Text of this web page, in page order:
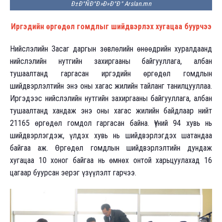
Ð±Ð°ÑÐ°Ð»Ð»Ð°Ð° Arslan.mn
Иргэдийн өргөдөл гомдлыг шийдвэрлэх хугацаа буурчээ
Нийслэлийн Засаг даргын зөвлөлийн өнөөдрийн хуралдаанд
нийслэлийн нутгийн захиргааны байгууллага, албан
тушаалтанд гаргасан иргэдийн өргөдөл гомдлын
шийдвэрлэлтийн энэ оны хагас жилийн тайланг танилцууллаа.
Иргэдээс нийслэлийн нутгийн захиргааны байгууллага, албан
тушаалтанд хандаж энэ оны хагас жилийн байдлаар нийт
21165 өргөдөл гомдол гаргасан байна. Үүний 94 хувь нь
шийдвэрлэгдэж, үлдэх хувь нь шийдвэрлэгдэх шатандаа
байгаа аж. Өргөдөл гомдлын шийдвэрлэлтийн дундаж
хугацаа 10 хоног байгаа нь өмнөх онтой харьцуулахад 16
цагаар буурсан эерэг үзүүлэлт гарчээ.